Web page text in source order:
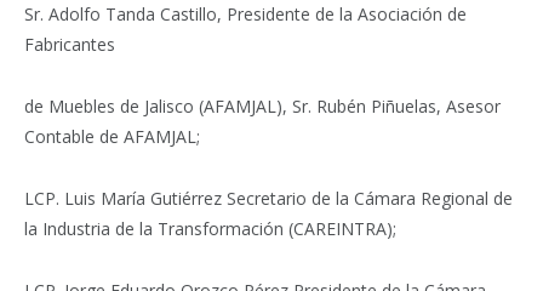
Sr. Adolfo Tanda Castillo, Presidente de la Asociación de
Fabricantes
de Muebles de Jalisco (AFAMJAL), Sr. Rubén Piñuelas, Asesor
Contable de AFAMJAL;
LCP. Luis María Gutiérrez Secretario de la Cámara Regional de
la Industria de la Transformación (CAREINTRA);